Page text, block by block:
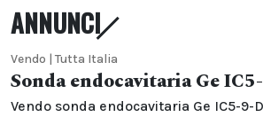
ANNUNCI
Vendo | Tutta Italia
Sonda endocavitaria Ge
Vendo sonda endocavitaria Ge IC5-9-